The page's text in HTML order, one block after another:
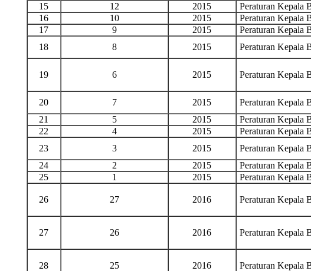
15
12 2015 Peraturan Kepala
16
10 2015 Peraturan Kepala
17
9 2015 Peraturan Kepala
18
8 2015 Peraturan Kepala
19 6 2015 Peraturan Kepala
20 7 2015 Peraturan Kepala
21
5 2015 Peraturan Kepala
22
4 2015 Peraturan Kepala
23
3 2015 Peraturan Kepala
24
2 2015 Peraturan Kepala
25
1 2015 Peraturan Kepala
26 27 2016 Peraturan Kepala
27 26 2016 Peraturan Kepala
28 25 2016 Peraturan Kepala